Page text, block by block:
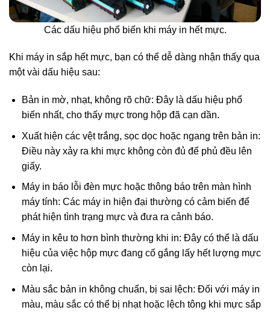
Các dấu hiệu phổ biến khi máy in hết mực.
Khi máy in sắp hết mực, bạn có thể dễ dàng nhận thấy qua
một vài dấu hiệu sau:
Bản in mờ, nhạt, không rõ chữ: Đây là dấu hiệu phổ
biến nhất, cho thấy mực trong hộp đã cạn dần.
Xuất hiện các vệt trắng, sọc dọc hoặc ngang trên bản in:
Điều này xảy ra khi mực không còn đủ để phủ đều lên
giấy.
Máy in báo lỗi đèn mực hoặc thông báo trên màn hình
máy tính: Các máy in hiện đại thường có cảm biến để
phát hiện tình trạng mực và đưa ra cảnh báo.
Máy in kêu to hơn bình thường khi in: Đây có thể là dấu
hiệu của việc hộp mực đang cố gắng lấy hết lượng mực
còn lại.
Màu sắc bản in không chuẩn, bị sai lệch: Đối với máy in
màu, màu sắc có thể bị nhạt hoặc lệch tông khi mực sắp